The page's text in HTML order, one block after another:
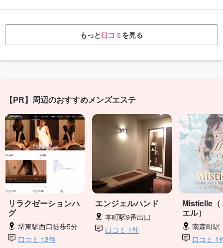
もっと口コミ を見る
【PR】周辺のおすすめメンズエステ
リラクゼーションハ
グ
堺東駅西口徒歩5分
口コミ 13件
エンジェルハンド
本町駅9番出口
口コミ 1件
Mistielle（
エル）
南森町駅・北
口コミ 1